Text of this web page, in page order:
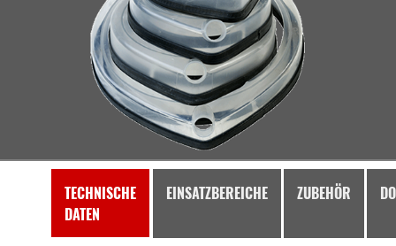
TECHNISCHE
DATEN
EINSATZBEREICHE ZUBEHÖR